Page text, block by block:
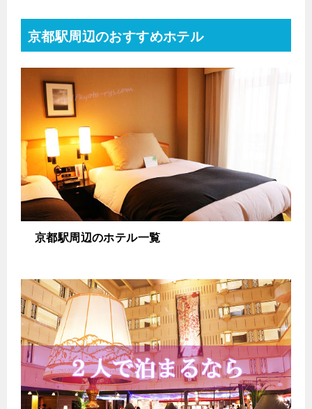
京都駅周辺のおすすめホテル
京都駅周辺のホテル一覧